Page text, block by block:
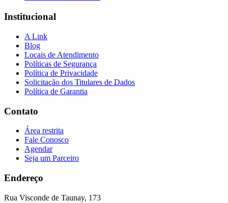
Institucional
A Link
Blog
Locais de Atendimento
Políticas de Segurança
Política de Privacidade
Solicitação dos Titulares de Dados
Política de Garantia
Contato
Área restrita
Fale Conosco
Agendar
Seja um Parceiro
Endereço
Rua Visconde de Taunay, 173